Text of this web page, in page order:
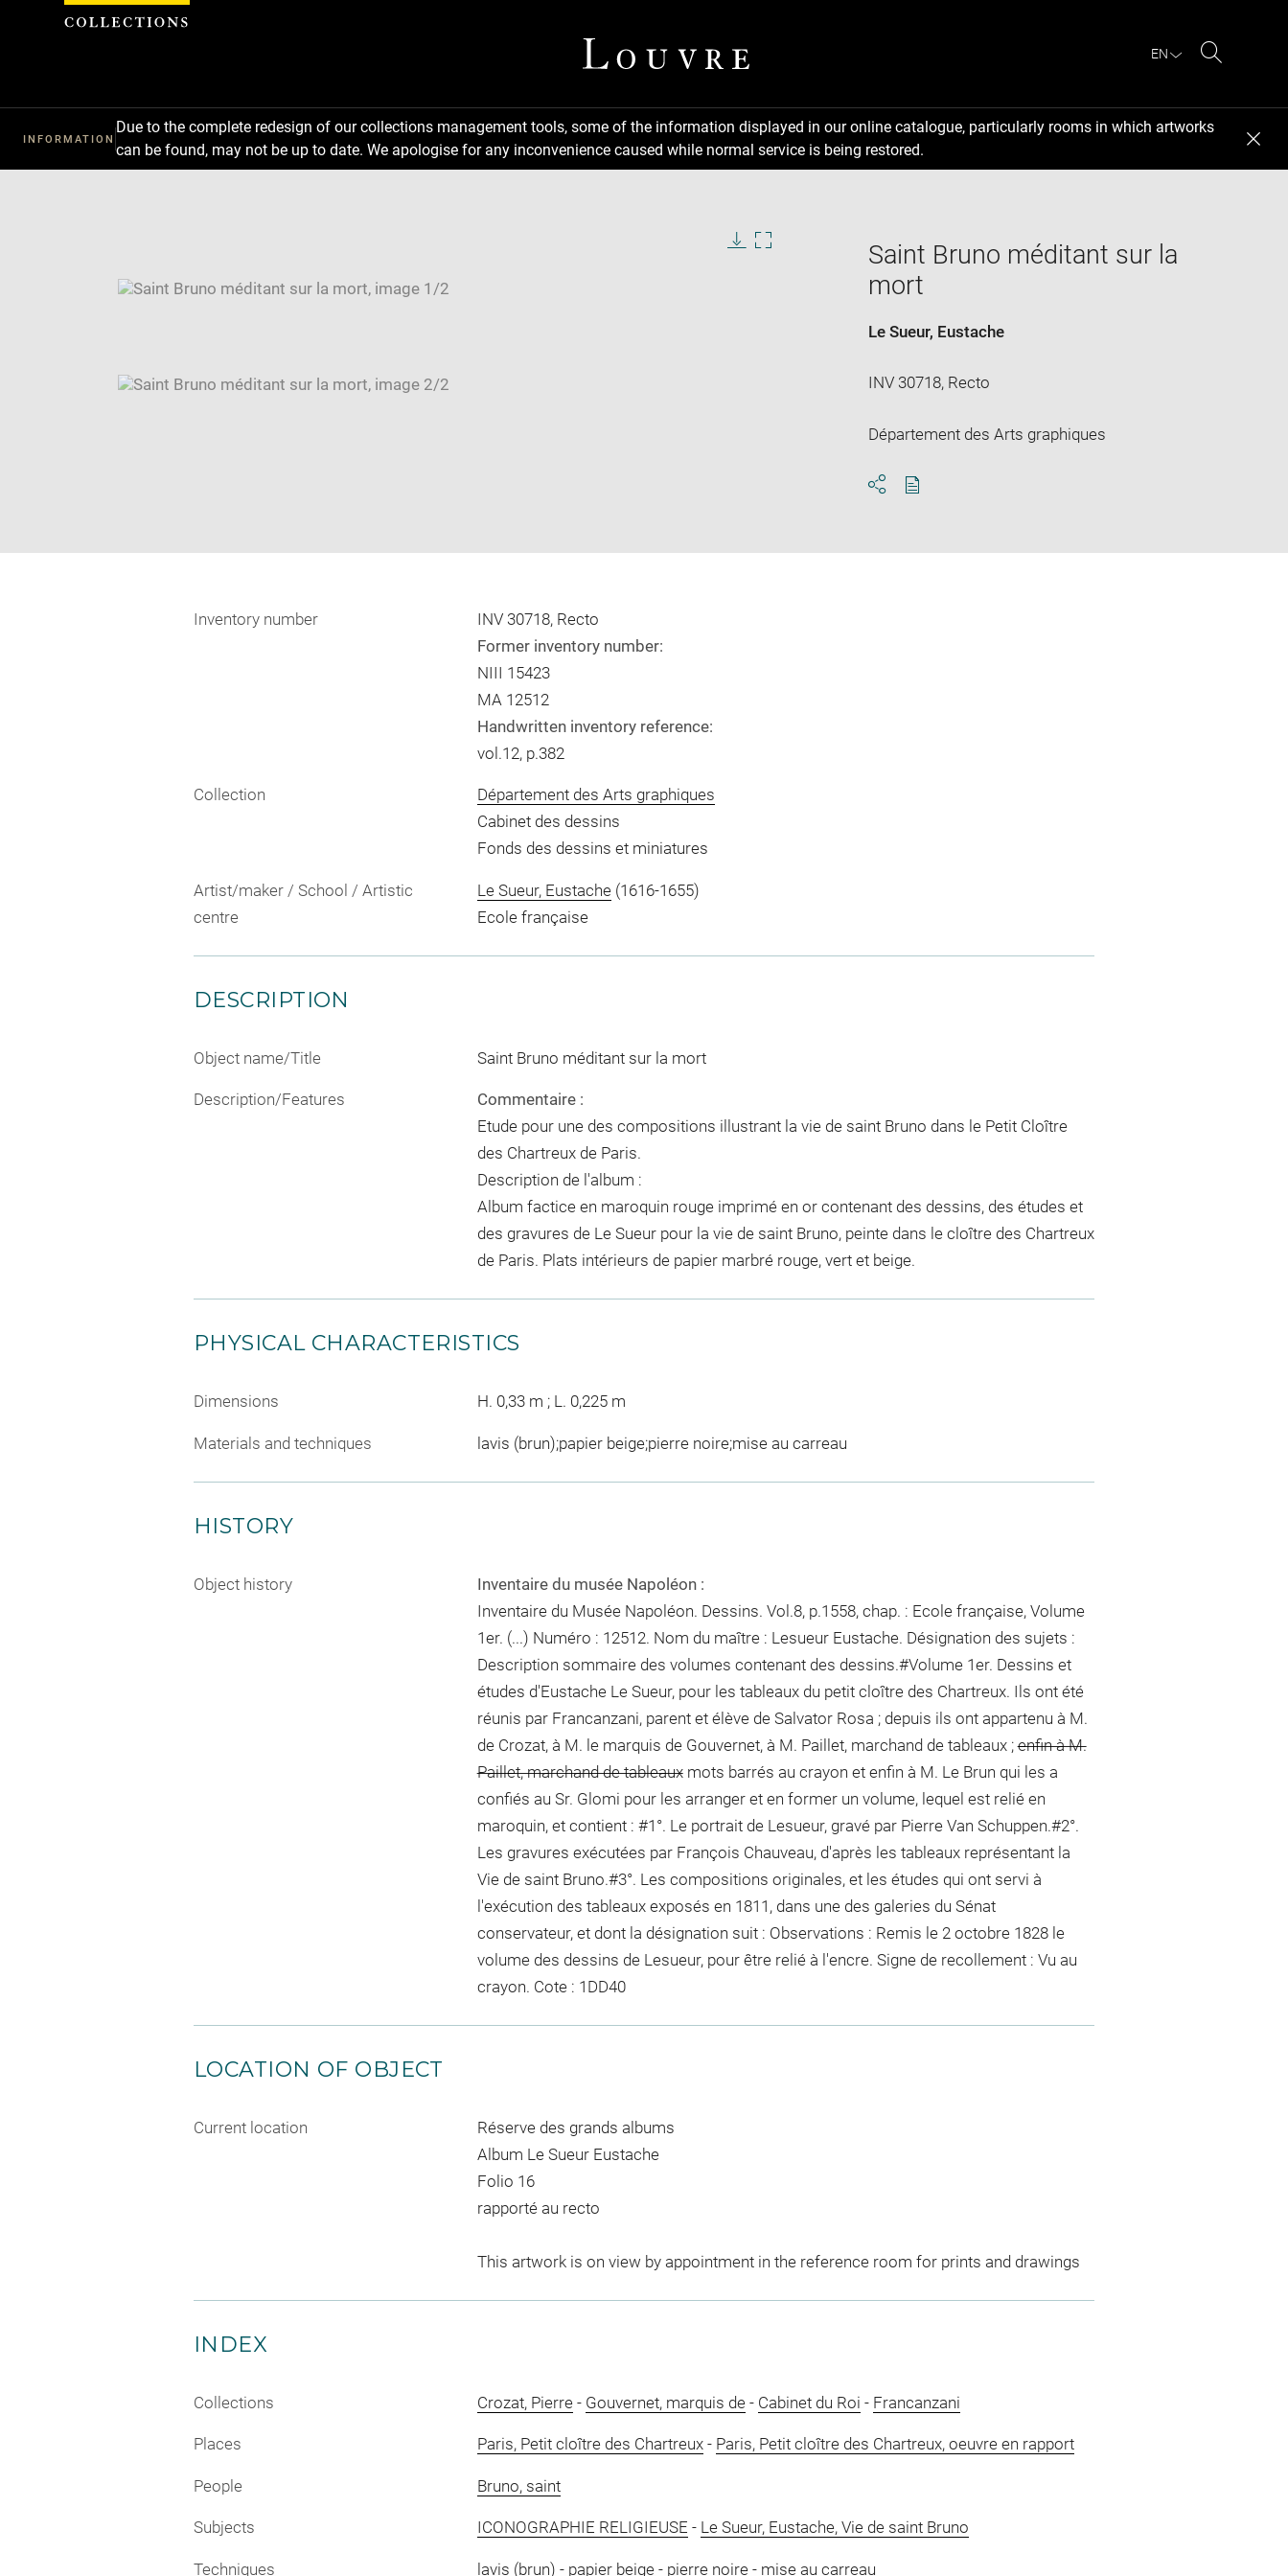
EN
INFORMATION
Due to the complete redesign of our collections management tools, some of the information displayed in our online catalogue, particularly rooms in which artworks
can be found, may not be up to date. We apologise for any inconvenience caused while normal service is being restored.
window
SKIP IMAGE CAROUSEL
Saint Bruno méditant sur la
mort
Le Sueur, Eustache
INV 30718, Recto
Département des Arts graphiques
Inventory number
INV 30718, Recto
Former inventory number:
NIII 15423
MA 12512
Handwritten inventory reference:
vol.12, p.382
Collection
Département des Arts graphiques
Cabinet des dessins
Fonds des dessins et miniatures
Artist/maker / School / Artistic
centre
Le Sueur, Eustache(1616-1655)
Ecole française
DESCRIPTION
Object name/Title Saint Bruno méditant sur la mort
Description/Features
Commentaire :
Etude pour une des compositions illustrant la vie de saint Bruno dans le Petit Cloître
des Chartreux de Paris.
Description de l'album :
Album factice en maroquin rouge imprimé en or contenant des dessins, des études et
des gravures de Le Sueur pour la vie de saint Bruno, peinte dans le cloître des Chartreux
de Paris. Plats intérieurs de papier marbré rouge, vert et beige.
PHYSICAL CHARACTERISTICS
Dimensions H. 0,33 m ; L. 0,225 m
Materials and techniques lavis (brun);papier beige;pierre noire;mise au carreau
HISTORY
Object history
Inventaire du musée Napoléon :
Inventaire du Musée Napoléon. Dessins. Vol.8, p.1558, chap. : Ecole française, Volume
1er. (...) Numéro : 12512. Nom du maître : Lesueur Eustache. Désignation des sujets :
Description sommaire des volumes contenant des dessins.#Volume 1er. Dessins et
études d'Eustache Le Sueur, pour les tableaux du petit cloître des Chartreux. Ils ont été
réunis par Francanzani, parent et élève de Salvator Rosa ; depuis ils ont appartenu à M.
de Crozat, à M. le marquis de Gouvernet, à M. Paillet, marchand de tableaux ;enfin à M.
Paillet, marchand de tableaux mots barrés au crayon et enfin à M. Le Brun qui les a
confiés au Sr. Glomi pour les arranger et en former un volume, lequel est relié en
maroquin, et contient : #1°. Le portrait de Lesueur, gravé par Pierre Van Schuppen.#2°.
Les gravures exécutées par François Chauveau, d'après les tableaux représentant la
Vie de saint Bruno.#3°. Les compositions originales, et les études qui ont servi à
l'exécution des tableaux exposés en 1811, dans une des galeries du Sénat
conservateur, et dont la désignation suit : Observations : Remis le 2 octobre 1828 le
volume des dessins de Lesueur, pour être relié à l'encre. Signe de recollement : Vu au
crayon. Cote : 1DD40
LOCATION OF OBJECT
Current location
Réserve des grands albums
Album Le Sueur Eustache
Folio 16
rapporté au recto
This artwork is on view by appointment in the reference room for prints and drawings
INDEX
Collections Crozat, Pierre- Gouvernet, marquis de- Cabinet du Roi - Francanzani
Places Paris, Petit cloître des Chartreux- Paris, Petit cloître des Chartreux, oeuvre en rapport
People Bruno, saint
Subjects ICONOGRAPHIE RELIGIEUSE - Le Sueur, Eustache, Vie de saint Bruno
Techniques lavis (brun) - papier beige- pierre noire- mise au carreau
Cookies management panel